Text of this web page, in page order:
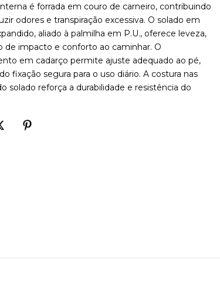
é forrada em couro de carneiro, contribuindo
odores e transpiração excessiva. O solado em
aliado à palmilha em P.U., oferece leveza,
de impacto e conforto ao caminhar. O
em cadarço permite ajuste adequado ao pé,
fixação segura para o uso diário. A costura nas
solado reforça a durabilidade e resistência do